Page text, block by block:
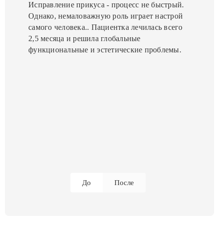
Исправление прикуса - процесс не быстрый.
Однако, немаловажную роль играет настрой
самого человека.. Пациентка лечилась всего
2,5 месяца и решила глобальные
функциональные и эстетические проблемы.
До После